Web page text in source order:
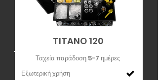
TITANO 120
Εξωτερική χρήση
Ταχεία παράδοση 5-7 ημέρες